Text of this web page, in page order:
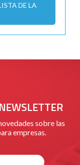
DE LA
sobre las
empresas.